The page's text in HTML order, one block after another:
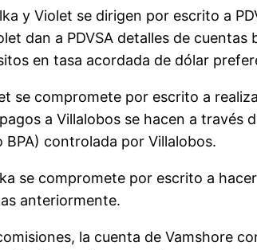
y Violet se dirigen por escrito a
dan a PDVSA detalles de
en tasa acordada de dólar
se compromete por escrito a
a Villalobos se hacen a través
BPA) controlada por Villalobos.
se compromete por escrito a
anteriormente.
la cuenta de Vamshore